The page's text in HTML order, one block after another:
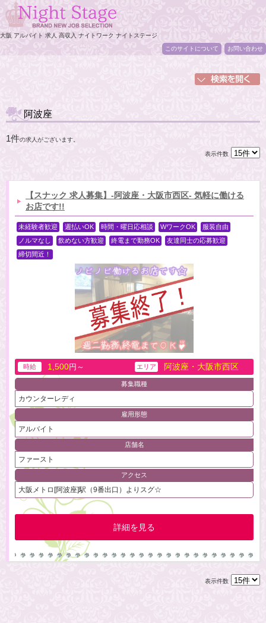
大阪 アルバイト 求人 高収入 ナイトワーク ナイトステージ
このサイトについて
お問い合わせ
阿波座
1件の求人がございます。
表示件数
【スナック 求人募集】-阿波座・大阪市西区- 気軽に働ける
お店です!!
未経験者歓迎 週払いOK 時間・曜日応相談 WワークOK
服装自由
ノルマなし
飲めない方歓迎 終電まで勤務OK
友達同士の応募歓迎
締切間近！
時給 1,500円～ エリア 阿波座・大阪市西区
募集職種
カウンターレディ
雇用形態
アルバイト
店舗名
ファースト
アクセス
大阪メトロ[阿波座]駅（9番出口）よりスグ☆
詳細を見る
表示件数